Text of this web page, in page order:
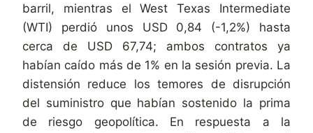
barril, mientras el West Texas Intermediate
(WTI) perdió unos USD 0,84 (-1,2%) hasta
cerca de USD 67,74; ambos contratos ya
habían caído más de 1% en la sesión previa. La
distensión reduce los temores de disrupción
del suministro que habían sostenido la prima
de riesgo geopolítica. En respuesta a la